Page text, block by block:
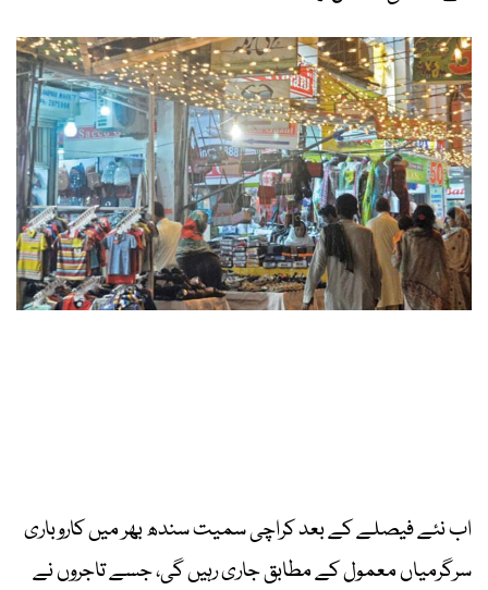
اب نئے فیصلے کے بعد کراچی سمیت سندھ بھر میں کاروباری
سرگرمیاں معمول کے مطابق جاری رہیں گی، جسے تاجروں نے